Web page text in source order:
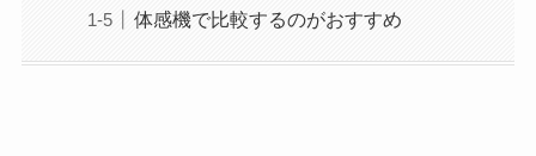
体感機で比較するのがおすすめ